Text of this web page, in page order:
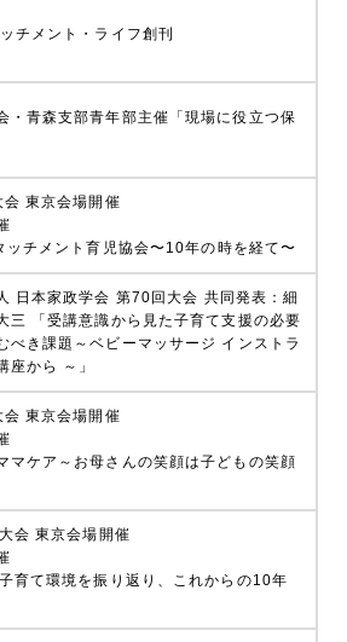
チメント・ライフ創刊
・青森支部青年部主催「現場に役立つ保
東京会場開催
ッチメント育児協会〜10年の時を経て〜
日本家政学会 第70回大会 共同発表：細
三 「受講意識から見た子育て支援の必要
べき課題～ベビーマッサージ インストラ
座から ～」
東京会場開催
マケア～お母さんの笑顔は子どもの笑顔
会 東京会場開催
育て環境を振り返り、これからの10年